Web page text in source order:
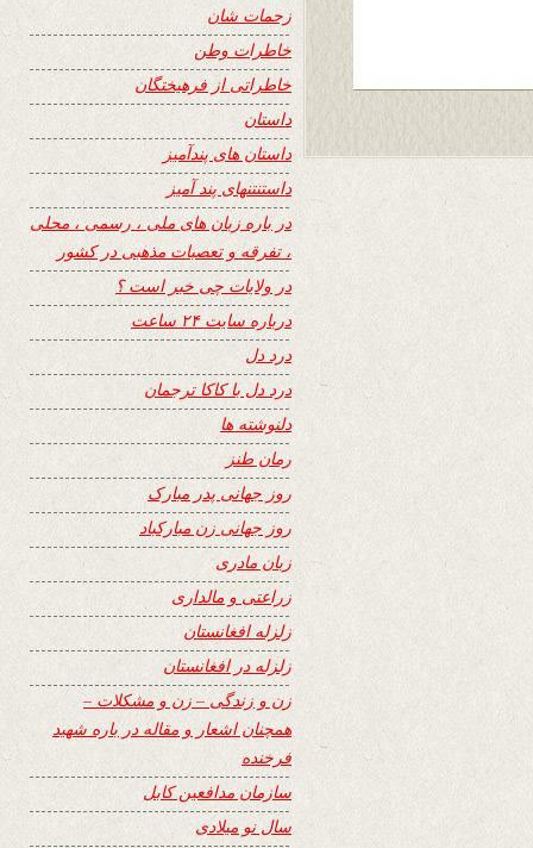
زحمات شان
خاطرات وطن
خاطراتی از فرهیختگان
داستان
داستان های پندآمیز
داستنتنهای پند آمیز
در باره زبان های ملی ، رسمی ، محلی
، تفرقه و تعصبات مذهبی در کشور
در ولایات چی خبر است ؟
درباره سایت ۲۴ ساعت
درد دل
درد دل با کاکا ترجمان
دلنوشته ها
رمان طنز
روز جهانی پدر مبارک
روز جهانی زن مبارکباد
زبان مادری
زراعتی و مالداری
زلزله افغانستان
زلزله در افغانستان
زن و زندگی – زن و مشکلات –
همچنان اشعار و مقاله در باره شهید
فرخنده
سازمان مدافعین کابل
سال نو میلادی